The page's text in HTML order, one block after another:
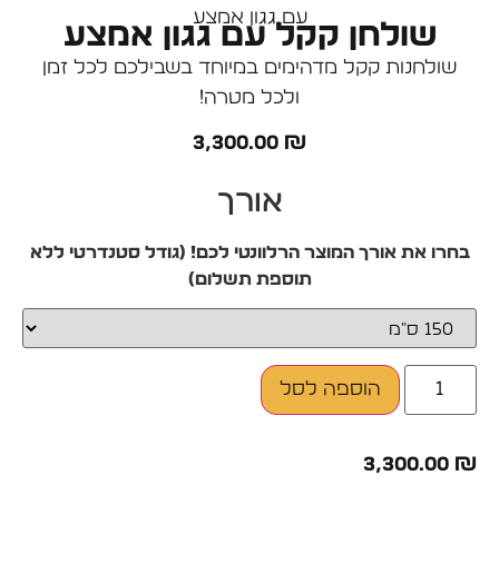
עם גגון אמצע
שולחן קקל עם גגון אמצע
שולחנות קקל מדהימים במיוחד בשבילכם לכל זמן
ולכל מטרה!
3,300.00 ₪
אורך
בחרו את אורך המוצר הרלוונטי לכם! (גודל סטנדרטי ללא
תוספת תשלום)
הוספה לסל
3,300.00 ₪